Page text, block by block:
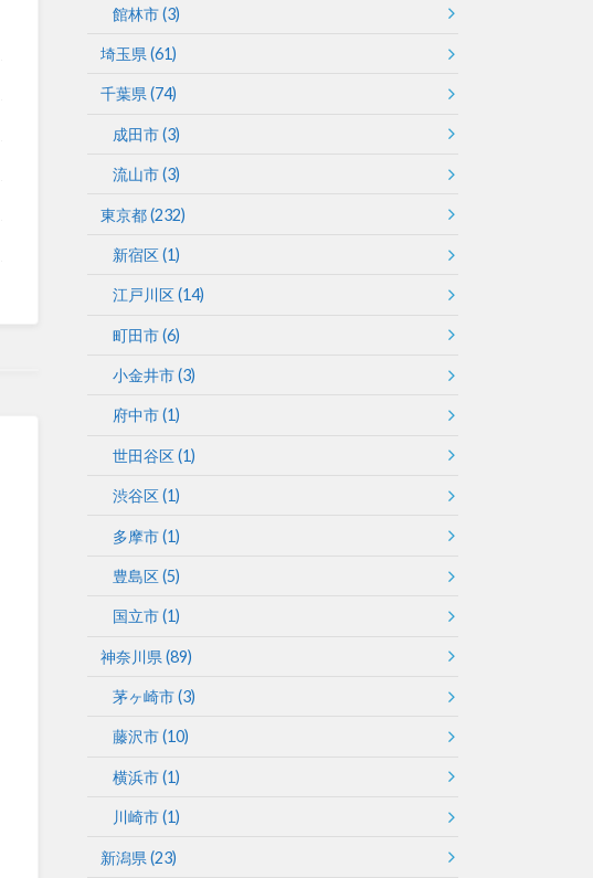
館林市(3)
埼玉県 (61)
千葉県(74)
成田市(3)
流山市(3)
東京都(232)
新宿区(1)
江戸川区(14)
町田市(6)
小金井市(3)
府中市(1)
世田谷区(1)
渋谷区(1)
多摩市(1)
豊島区(5)
国立市(1)
神奈川県 (89)
茅ヶ崎市(3)
藤沢市(10)
横浜市(1)
川崎市(1)
新潟県 (23)